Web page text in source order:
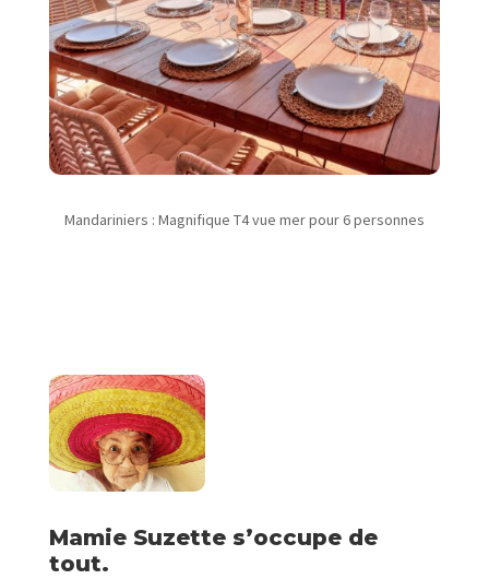
Mandariniers : Magnifique T4 vue mer pour 6 personnes
Mamie Suzette s’occupe de
tout.